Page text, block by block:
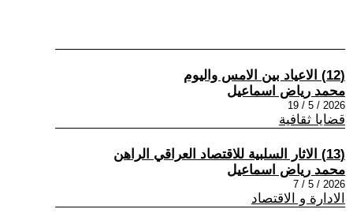
(12) الاعياد بين الامس واليوم
محمد رياض اسماعيل
2026 / 5 / 19
قضايا ثقافية
(13) الاثار السلبية للاقتصاد العراقي الراهن
محمد رياض اسماعيل
2026 / 5 / 7
الادارة و الاقتصاد